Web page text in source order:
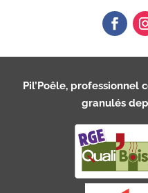
Pil’Poêle, professionnel
granulés